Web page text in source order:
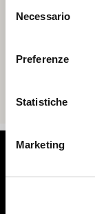
delNecessario
Preferenze
Statistiche
Marketing
Piè di pagina